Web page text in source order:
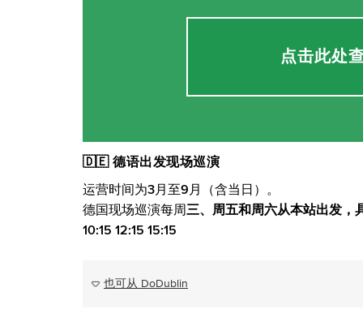
点击此处
🇩🇪 德语出发现场巡演
运营时间为3月至9月（含当日）。
德国现场巡演每周 三、周五和周六从本站出发，
10:15 12:15 15:15
也可从 DoDublin